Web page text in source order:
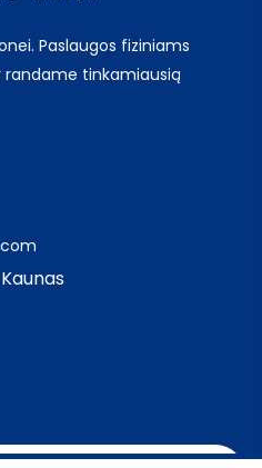
Paslaugos fiziniams
tinkamiausią